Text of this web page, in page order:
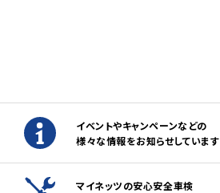
イベントやキャンペーンなどの
様々な情報をお知らせしています
マイネッツの安心安全車検